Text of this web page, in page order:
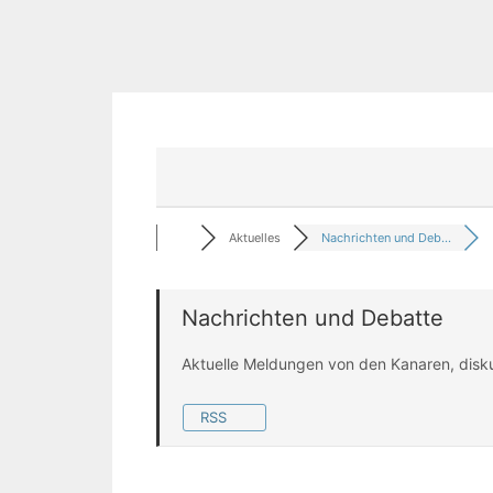
Aktuelles Nachrichten und Deb...
Nachrichten und Debatte
Aktuelle Meldungen von den Kanaren,
RSS